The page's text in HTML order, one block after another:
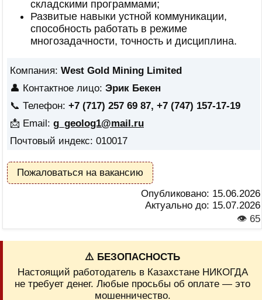
складскими программами;
Развитые навыки устной коммуникации,
способность работать в режиме
многозадачности, точность и дисциплина.
Компания: West Gold Mining Limited
👤 Контактное лицо: Эрик Бекен
📞 Телефон: +7 (717) 257 69 87, +7 (747) 157-17-19
📩 Email: g_geolog1@mail.ru
Почтовый индекс: 010017
Пожаловаться на вакансию
Опубликовано: 15.06.2026
Актуально до: 15.07.2026
👁 65
⚠️ БЕЗОПАСНОСТЬ
Настоящий работодатель в Казахстане НИКОГДА
не требует денег. Любые просьбы об оплате — это
мошенничество.